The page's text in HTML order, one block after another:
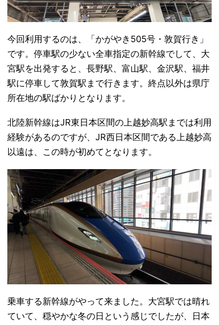
今回利用するのは、「かがやき505号・敦賀行き」
です。停車駅の少ない全車指定の新幹線でして、大
宮駅を出発すると、長野駅、富山駅、金沢駅、福井
駅に停車して敦賀駅まで行きます。終点以外は県庁
所在地の駅ばかりとなります。
北陸新幹線はJR東日本区間の上越妙高駅までは利用
経験があるのですが、JR西日本区間である上越妙高
以遠は、この時が初めてとなります。
乗車する新幹線がやって来ました。大宮駅では晴れ
ていて、穏やかな冬の日という感じでしたが、日本